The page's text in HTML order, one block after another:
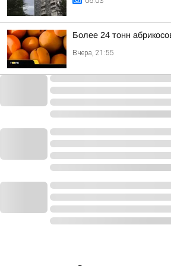
Более 24 тонн
Вчера, 21:55